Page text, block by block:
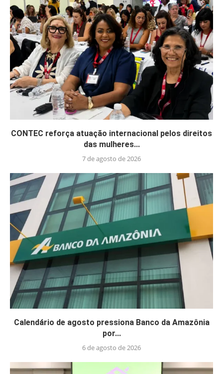
CONTEC reforça atuação internacional pelos direitos
das mulheres...
7 de agosto de 2026
Calendário de agosto pressiona Banco da Amazônia
por...
6 de agosto de 2026